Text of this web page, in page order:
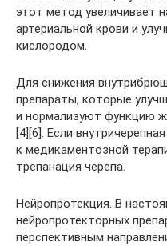
этот метод увеличивает
артериальной крови и
кислородом.
Для снижения
препараты, которые
и нормализуют функцию
[4][6]. Если
к медикаментозной
трепанация черепа.
Нейропротекция. В
нейропротекторных
перспективным